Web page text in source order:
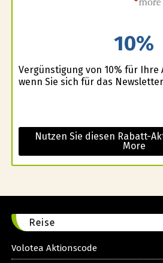
10%
Vergünstigung von 10% für Ihre
wenn Sie sich für das
Nutzen Sie diesen Rabatt-
More
Reise
Volotea Aktionscode